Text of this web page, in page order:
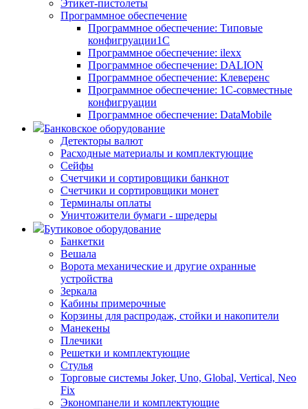
Этикет-пистолеты
Программное обеспечение
Программное обеспечение: Типовые
конфигруации1С
Программное обеспечение: ilexx
Программное обеспечение: DALION
Программное обеспечение: Клеверенс
Программное обеспечение: 1С-совместные
конфигруации
Программное обеспечение: DataMobile
Банковское оборудование
Детекторы валют
Расходные материалы и комплектующие
Сейфы
Счетчики и сортировщики банкнот
Счетчики и сортировщики монет
Терминалы оплаты
Уничтожители бумаги - шредеры
Бутиковое оборудование
Банкетки
Вешала
Ворота механические и другие охранные
устройства
Зеркала
Кабины примерочные
Корзины для распродаж, стойки и накопители
Манекены
Плечики
Решетки и комплектующие
Стулья
Торговые системы Joker, Uno, Global, Vertical, Neo
Fix
Экономпанели и комплектующие